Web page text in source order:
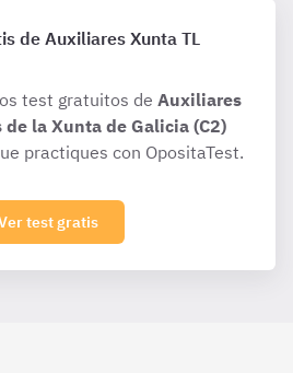
de Auxiliares Xunta TL
test gratuitos de Auxiliares
la Xunta de Galicia (C2)
practiques con OpositaTest.
test gratis